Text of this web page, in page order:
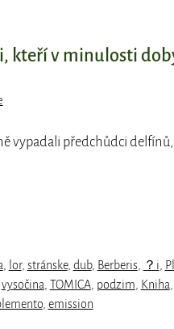
kteří v minulosti
vypadali předchůdci delfínů,
lor, stránske, dub, Berberis ？i
vysočina TOMICA, podzim Kniha
, emission